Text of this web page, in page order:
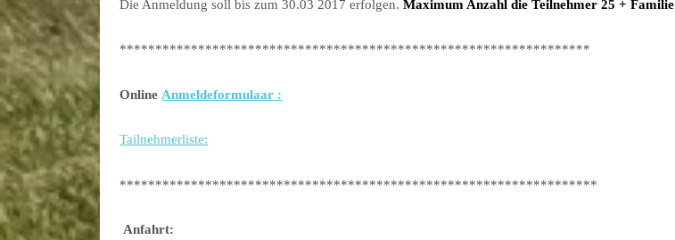
Die Anmeldung soll bis zum 30.03 2017 erfolgen.Maximum Anzahl die Teilnehmer 25 + Familie
******************************************************************
Online Anmeldeformulaar :
Tailnehmerliste:
*******************************************************************
Anfahrt: